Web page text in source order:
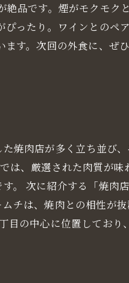
品です。煙がモクモク
ったり。ワインとのペ
す。次回の外食に、ぜ
焼肉店が多く立ち並び
は、厳選された肉質が味
。 次に紹介する「焼肉
チは、焼肉との相性が
目の中心に位置しており